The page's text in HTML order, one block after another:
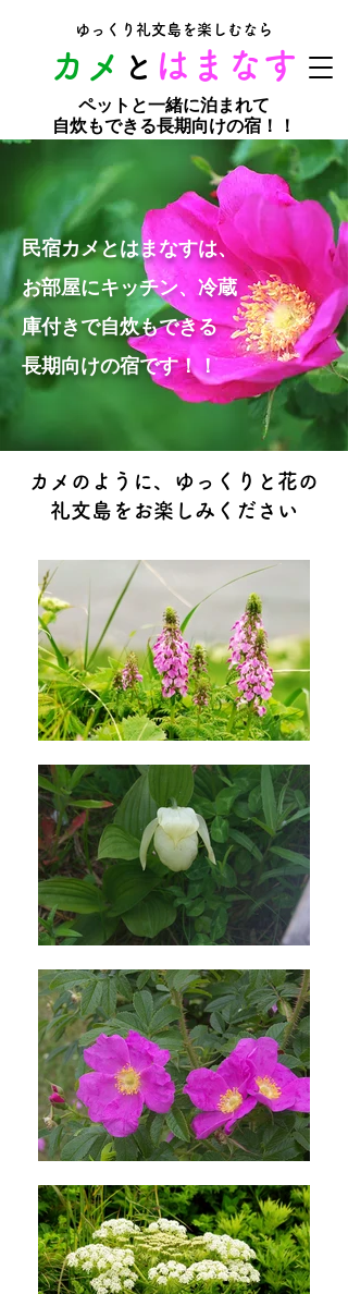
​カメ と はまなす
ゆっくり礼文島を楽しむなら
ペットと一緒に泊まれて
自炊もできる長期向けの宿！！
民宿カメとはまなすは、
お部屋にキッチン、冷蔵
庫付きで自炊もできる
長期向けの宿です！！
カメのように、ゆっくりと花の
礼文島をお楽しみください